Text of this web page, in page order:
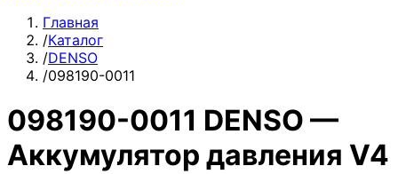
Главная
/Каталог
/DENSO
/098190-0011
098190-0011 DENSO —
Аккумулятор давления V4